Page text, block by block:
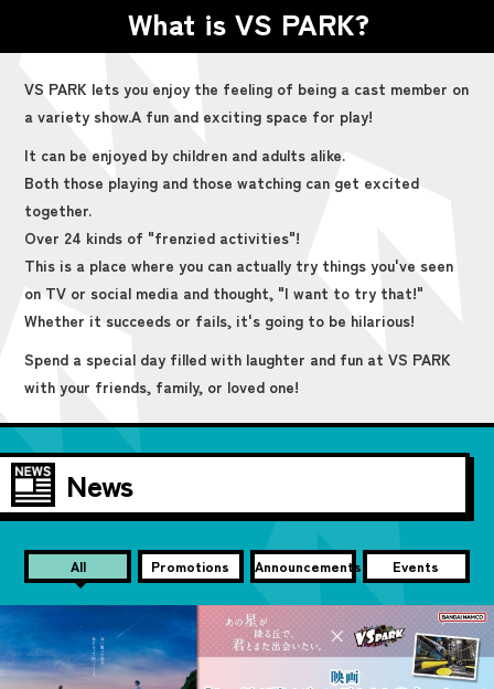
What is VS PARK?
VS PARK lets you enjoy the feeling of being a cast member on
a variety show.A fun and exciting space for play!
It can be enjoyed by children and adults alike.
Both those playing and those watching can get excited
together.
Over 24 kinds of "frenzied activities"!
This is a place where you can actually try things you've seen
on TV or social media and thought, "I want to try that!"
Whether it succeeds or fails, it's going to be hilarious!
Spend a special day filled with laughter and fun at VS PARK
with your friends, family, or loved one!
News
All Promotions Announcements Events